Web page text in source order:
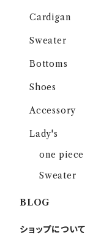
Cardigan
Sweater
Bottoms
Shoes
Accessory
Lady's
one piece
Sweater
BLOG
ショップについて